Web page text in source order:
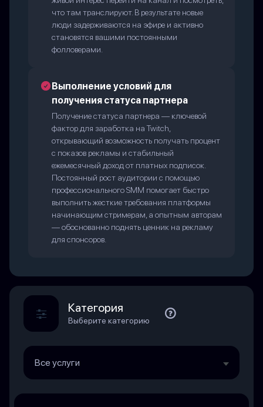
что там транслируют. В результате новые
люди задерживаются на эфире и активно
становятся вашими постоянными
фолловерами.
Выполнение условий для
получения статуса партнера
Получение статуса партнера — ключевой
фактор для заработка на Twitch,
открывающий возможность получать процент
с показов рекламы и стабильный
ежемесячный доход от платных подписок.
Постоянный рост аудитории с помощью
профессионального SMM помогает быстро
выполнить жесткие требования платформы
начинающим стримерам, а опытным авторам
— обоснованно поднять ценник на рекламу
для спонсоров.
Категория
Выберите категорию
Все услуги